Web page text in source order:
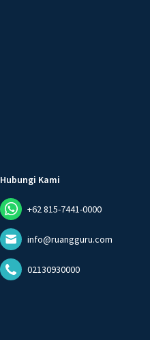
Hubungi Kami
+62 815-7441-0000
info@ruangguru.com
02130930000